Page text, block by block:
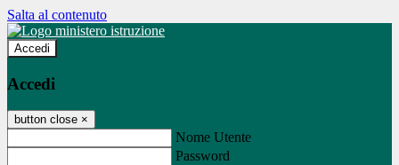
Salta al contenuto
Accedi
Accedi
button close ×
Nome Utente
Password